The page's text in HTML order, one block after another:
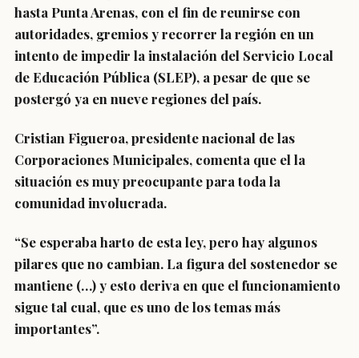
hasta Punta Arenas, con el fin de reunirse con
autoridades, gremios y recorrer la región en un
intento de impedir la instalación del Servicio Local
de Educación Pública (SLEP), a pesar de que se
postergó ya en nueve regiones del país.
Cristian Figueroa, presidente nacional de las
Corporaciones Municipales, comenta que el la
situación es muy preocupante para toda la
comunidad involucrada.
“Se esperaba harto de esta ley, pero hay algunos
pilares que no cambian. La figura del sostenedor se
mantiene (…) y esto deriva en que el funcionamiento
sigue tal cual, que es uno de los temas más
importantes”.